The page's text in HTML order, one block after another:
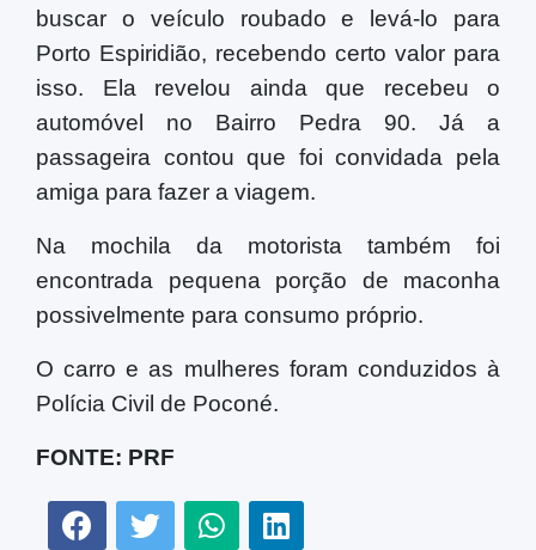
buscar o veículo roubado e levá-lo para
Porto Espiridião, recebendo certo valor para
isso. Ela revelou ainda que recebeu o
automóvel no Bairro Pedra 90. Já a
passageira contou que foi convidada pela
amiga para fazer a viagem.
Na mochila da motorista também foi
encontrada pequena porção de maconha
possivelmente para consumo próprio.
O carro e as mulheres foram conduzidos à
Polícia Civil de Poconé.
FONTE: PRF